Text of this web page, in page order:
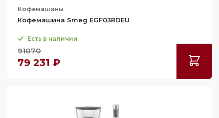
Кофемашины
Кофемашина Smeg EGF03RDEU
Есть в наличии
91070
79 231 ₽